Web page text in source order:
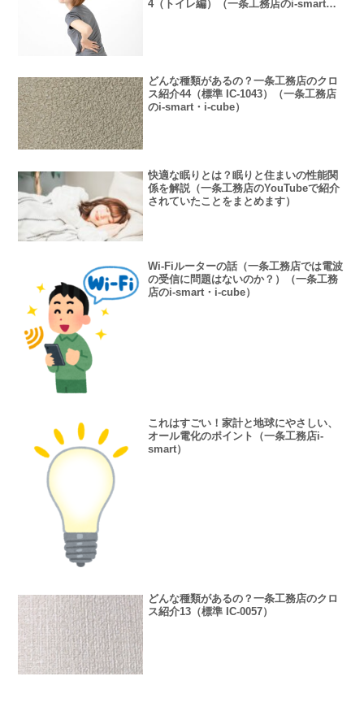
4（トイレ編）（一条工務店のi-smart・i-
どんな種類があるの？一条工務店のクロ
ス紹介44（標準 IC-1043）（一条工務店
のi-smart・i-cube）
快適な眠りとは？眠りと住まいの性能関
係を解説（一条工務店のYouTubeで紹介
されていたことをまとめます）
Wi-Fiルーターの話（一条工務店では電波
の受信に問題はないのか？）（一条工務
店のi-smart・i-cube）
これはすごい！家計と地球にやさしい、
オール電化のポイント（一条工務店i-
smart）
どんな種類があるの？一条工務店のクロ
ス紹介13（標準 IC-0057）